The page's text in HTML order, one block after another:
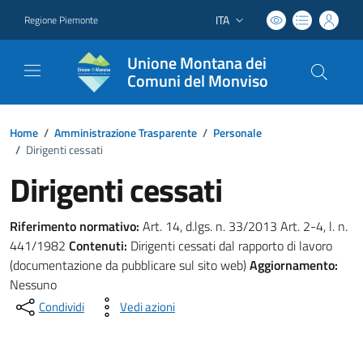
Regione Piemonte Lingua attiva:
ITA
Unione Montana dei
Comuni del Monviso
Home / Amministrazione Trasparente / Personale
/ Dirigenti cessati
Dirigenti cessati
Riferimento normativo: Art. 14, d.lgs. n. 33/2013 Art. 2-4, l. n.
441/1982 Contenuti: Dirigenti cessati dal rapporto di lavoro
(documentazione da pubblicare sul sito web)Aggiornamento:
Nessuno
Condividi Vedi azioni